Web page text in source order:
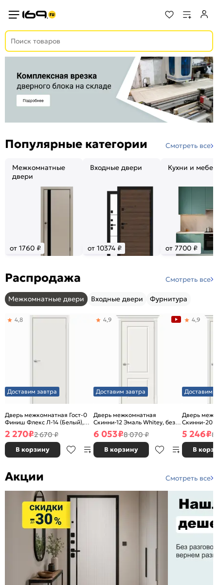
Популярные категории Смотреть все
Межкомнатные
двери
от 1760 ₽
Входные двери
от 10374 ₽
Кухни и
от 7700 ₽
Распродажа Смотреть все
Межкомнатные двери Входные двери Фурнитура
Доставим завтра
Дверь межкомнатная Гост-0
Финиш Флекс Л-14 (Белый),
глухая, каркасно-щитовая
4,8
2 270₽2 670 ₽
В корзину
Доставим завтра
Дверь межкомнатная
Скинни-12 Эмаль Whitey, без
декора, глухая, без стекла,
без кромки, скиновая
4,9
6 053₽8 070 ₽
В корзину
Доставим
Дверь
Скинни-20
декора,
без кромки,
4,9
5 246₽8
В
Акции Смотреть все